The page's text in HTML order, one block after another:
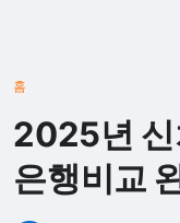
홈
2025년 신
은행비교